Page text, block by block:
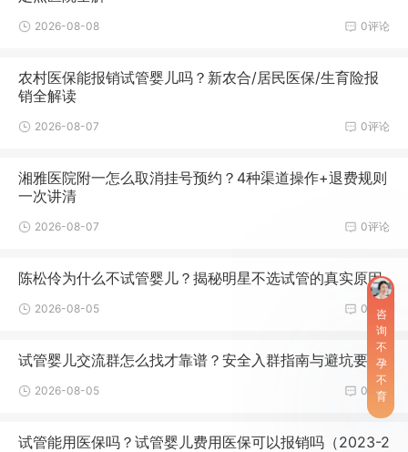
0评论
2026-08-08
农村医保能报销试管婴儿吗？新农合/居民医保/生育险报
销全解读
0评论
2026-08-07
湘雅医院附一怎么取消挂号预约？4种渠道操作+退费规则
一次讲清
0评论
2026-08-07
陈松伶为什么不试管婴儿？揭秘明星不选试管的真实原因
0评论
2026-08-05
试管婴儿交流群怎么找才靠谱？安全入群指南与避坑要点
0评论
2026-08-05
试管能用医保吗？试管婴儿费用医保可以报销吗（2023-2
咨
询
不
孕
不
育